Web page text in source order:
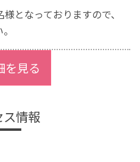
となっておりますので、
を見る
ス情報